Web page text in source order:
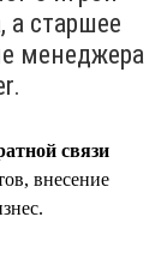
а старшее
менеджера
связи
внесение